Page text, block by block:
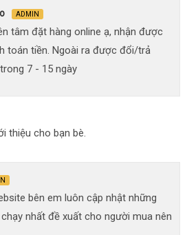
ADMIN
tâm đặt hàng online ạ, nhận được
toán tiền. Ngoài ra được đổi/trả
7 - 15 ngày
thiệu cho bạn bè.
bên em luôn cập nhật những
nhất đề xuất cho người mua nên